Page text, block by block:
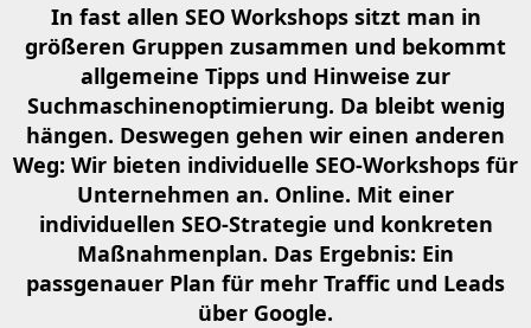
In fast allen SEO Workshops sitzt man in
größeren Gruppen zusammen und bekommt
allgemeine Tipps und Hinweise zur
Suchmaschinenoptimierung. Da bleibt wenig
hängen. Deswegen gehen wir einen anderen
Weg: Wir bieten individuelle SEO-Workshops für
Unternehmen an. Online. Mit einer
individuellen SEO-Strategie und konkreten
Maßnahmenplan. Das Ergebnis: Ein
passgenauer Plan für mehr Traffic und Leads
über Google.